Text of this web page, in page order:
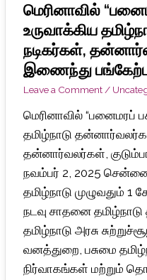
மெரினாவில்
உருவாக்கிய
நடிகர்கள்,
இணைந்து
Leave a Comment /
மெரினாவில் “பனைமரப்
தமிழ்நாடு
தன்னார்வலர்கள்,
நவம்பர் 2, 2025
தமிழ்நாடு முழுவதும்
நடவு சாதனை
தமிழ்நாடு அரசு
வனத்துறை, பசுமை
நிர்வாகங்கள் மற்றும்
பசுமை
பாதை”
உருவாக்கிய
தமிழ்நாடு
தன்னார்வலர்கள்
—
நடிகர்கள்,
தன்னார்வலர்கள்,
குடும்பங்கள்
இணைந்து
பங்கேற்பு!